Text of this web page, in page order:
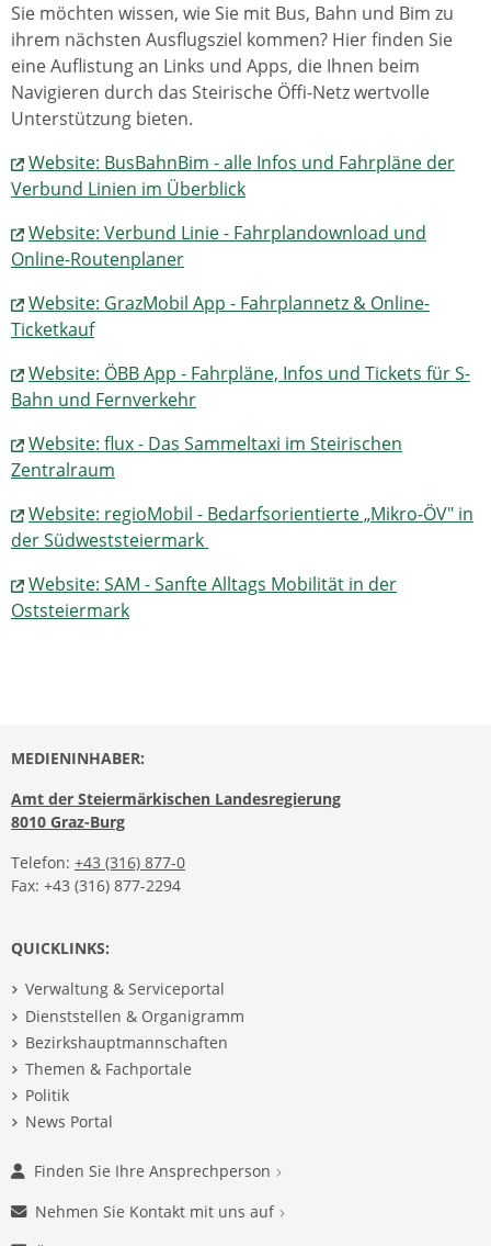
Sie möchten wissen, wie Sie mit Bus, Bahn und Bim zu
ihrem nächsten Ausflugsziel kommen? Hier finden Sie
eine Auflistung an Links und Apps, die Ihnen beim
Navigieren durch das Steirische Öffi-Netz wertvolle
Unterstützung bieten.
Website: BusBahnBim - alle Infos und Fahrpläne der
Verbund Linien im Überblick
Website: Verbund Linie - Fahrplandownload und
Online-Routenplaner
Website: GrazMobil App - Fahrplannetz & Online-
Ticketkauf
Website: ÖBB App - Fahrpläne, Infos und Tickets für S-
Bahn und Fernverkehr
Website: flux - Das Sammeltaxi im Steirischen
Zentralraum
Website: regioMobil - Bedarfsorientierte „Mikro-ÖV" in
der Südweststeiermark
Website: SAM - Sanfte Alltags Mobilität in der
Oststeiermark
MEDIENINHABER:
Amt der Steiermärkischen Landesregierung
8010 Graz-Burg
Telefon: +43 (316) 877-0
Fax: +43 (316) 877-2294
QUICKLINKS:
Verwaltung & Serviceportal
Dienststellen & Organigramm
Bezirkshauptmannschaften
Themen & Fachportale
Politik
News Portal
Finden Sie Ihre Ansprechperson
Nehmen Sie Kontakt mit uns auf